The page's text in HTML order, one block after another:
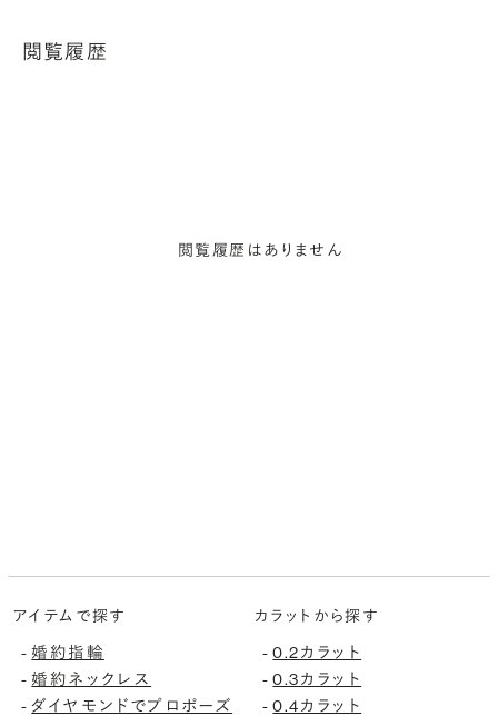
閲覧履歴
閲覧履歴はありません
アイテムで探す
-婚約指輪
-婚約ネックレス
-ダイヤモンドでプロポーズ
カラットから探す
-0.2カラット
-0.3カラット
-0.4カラット